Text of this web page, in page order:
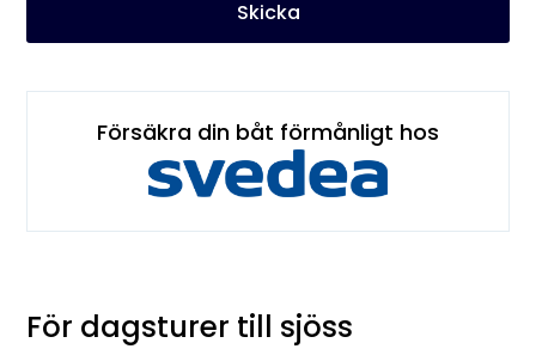
Skicka
Försäkra din båt förmånligt hos
För dagsturer till sjöss